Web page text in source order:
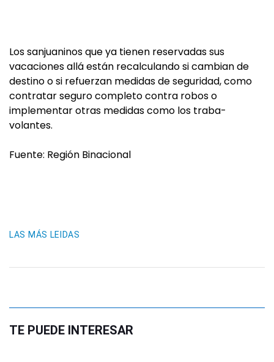
Los sanjuaninos que ya tienen reservadas sus
vacaciones allá están recalculando si cambian de
destino o si refuerzan medidas de seguridad, como
contratar seguro completo contra robos o
implementar otras medidas como los traba-
volantes.
Fuente: Región Binacional
LAS MÁS LEIDAS
TE PUEDE INTERESAR